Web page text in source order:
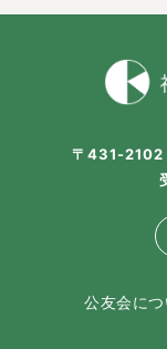
〒431-2102
公友会につ